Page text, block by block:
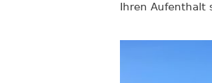
Ihren Aufenthalt